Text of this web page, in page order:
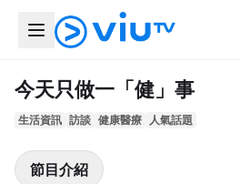
今天只做一「健」事
生活資訊 訪談 健康醫療 人氣話題
節目介紹